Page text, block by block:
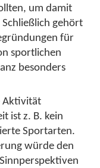
um damit
gehört
für
sportlichen
besonders
Aktivität
ist z. B. kein
Sportarten.
würde den